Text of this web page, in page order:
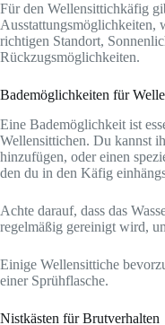
Für den Wellensittichkäfig
Ausstattungsmöglichkeiten,
richtigen Standort,
Rückzugsmöglichkeiten.
Bademöglichkeiten für
Eine Bademöglichkeit ist
Wellensittichen. Du kannst
hinzufügen, oder einen
den du in den Käfig
Achte darauf, dass das
regelmäßig gereinigt wird,
Einige Wellensittiche
einer Sprühflasche.
Nistkästen für Brutverhalten